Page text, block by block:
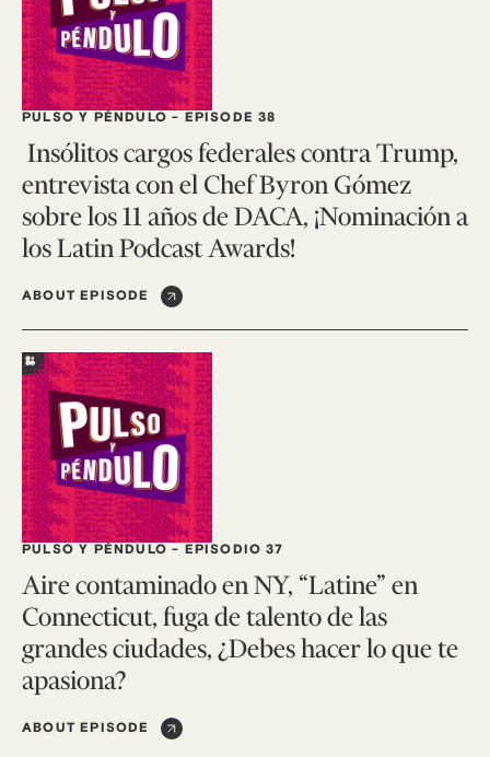
PULSO Y PÉNDULO - EPISODE 38
Insólitos cargos federales contra Trump,
entrevista con el Chef Byron Gómez
sobre los 11 años de DACA, ¡Nominación a
los Latin Podcast Awards!
ABOUT EPISODE
PULSO Y PÉNDULO - EPISODIO 37
Aire contaminado en NY, “Latine” en
Connecticut, fuga de talento de las
grandes ciudades, ¿Debes hacer lo que te
apasiona?
ABOUT EPISODE